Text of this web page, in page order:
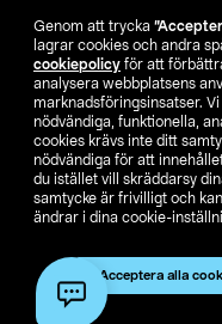
Genom att trycka
lagrar cookies och andra
cookiepolicy för att
analysera webbplatsens
marknadsföringsinsatser.
nödvändiga, funktionella,
cookies krävs inte ditt
nödvändiga för att
du istället vill skräddarsy
samtycke är frivilligt och
ändrar i dina cookie-
Acceptera alla
Köpvillkor Privacy
Ändra